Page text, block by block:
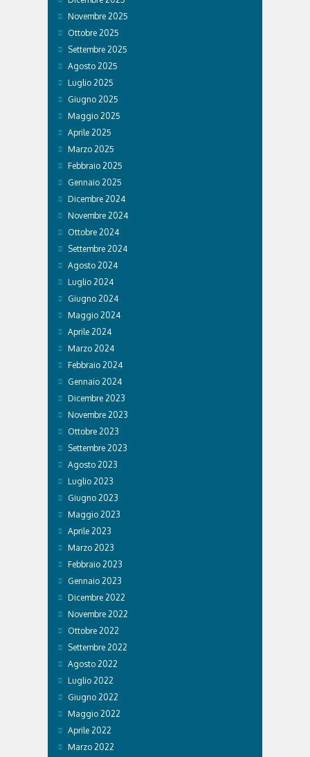
Novembre 2025
Ottobre 2025
Settembre 2025
Agosto 2025
Luglio 2025
Giugno 2025
Maggio 2025
Aprile 2025
Marzo 2025
Febbraio 2025
Gennaio 2025
Dicembre 2024
Novembre 2024
Ottobre 2024
Settembre 2024
Agosto 2024
Luglio 2024
Giugno 2024
Maggio 2024
Aprile 2024
Marzo 2024
Febbraio 2024
Gennaio 2024
Dicembre 2023
Novembre 2023
Ottobre 2023
Settembre 2023
Agosto 2023
Luglio 2023
Giugno 2023
Maggio 2023
Aprile 2023
Marzo 2023
Febbraio 2023
Gennaio 2023
Dicembre 2022
Novembre 2022
Ottobre 2022
Settembre 2022
Agosto 2022
Luglio 2022
Giugno 2022
Maggio 2022
Aprile 2022
Marzo 2022